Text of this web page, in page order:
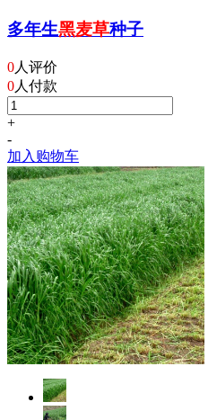
多年生黑麦草种子
0人评价
0人付款
+
-
加入购物车